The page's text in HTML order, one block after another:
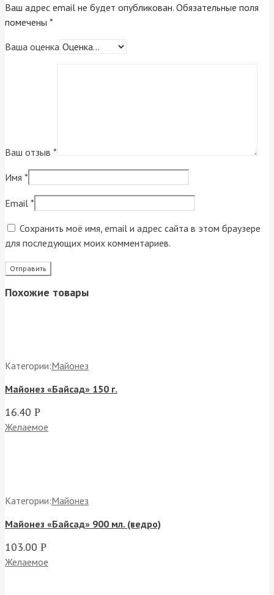
Ваш адрес email не будет опубликован. Обязательные поля
помечены *
Ваша оценка
Ваш отзыв *
Имя *
Email *
Сохранить моё имя, email и адрес сайта в этом браузере
для последующих моих комментариев.
Похожие товары
Категории:Майонез
Майонез «Байсад» 150 г.
16.40 Р
Желаемое
Категории:Майонез
Майонез «Байсад» 900 мл. (ведро)
103.00 Р
Желаемое